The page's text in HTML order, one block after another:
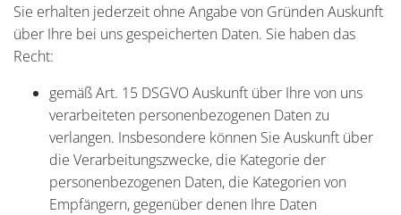
Sie erhalten jederzeit ohne Angabe von Gründen Auskunft
über Ihre bei uns gespeicherten Daten. Sie haben das
Recht:
gemäß Art. 15 DSGVO Auskunft über Ihre von uns
verarbeiteten personenbezogenen Daten zu
verlangen. Insbesondere können Sie Auskunft über
die Verarbeitungszwecke, die Kategorie der
personenbezogenen Daten, die Kategorien von
Empfängern, gegenüber denen Ihre Daten